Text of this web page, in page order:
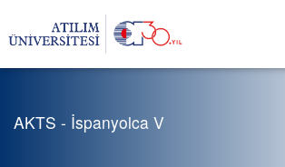
AKTS - İspanyolca V